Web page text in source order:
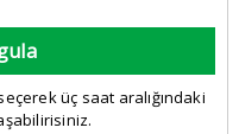
üç saat aralığındaki